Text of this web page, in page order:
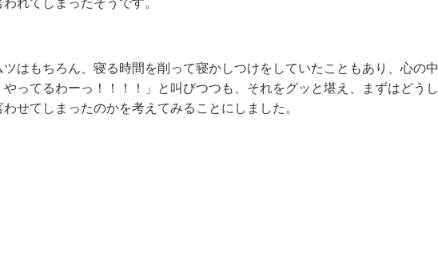
れてしまったそうです。
ツはもちろん、寝る時間を削って寝かしつけをしていたこともあり、心の中
やってるわーっ！！！！」と叫びつつも、それをグッと堪え、まずはどうし
せてしまったのかを考えてみることにしました。